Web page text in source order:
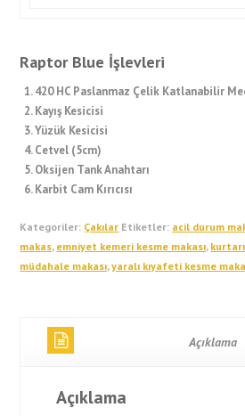
Raptor Blue İşlevleri
420 HC Paslanmaz Çelik Katlanabilir
Kayış Kesicisi
Yüzük Kesicisi
Cetvel (5cm)
Oksijen Tank Anahtarı
Karbit Cam Kırıcısı
Kategoriler: Çakılar Etiketler: acil durum
makas, emniyet kemeri kesme makası,
müdahale makası,yaralı kıyafeti kesme
Açıklama
Açıklama